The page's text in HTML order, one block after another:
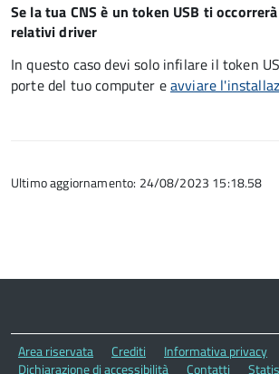
Se la tua CNS è un token USB ti
relativi driver
In questo caso devi solo infilare il token
porte del tuo computer eavviare
Ultimo aggiornamento: 24/08/2023 15:18.58
Area riservata Crediti Informativa privacy
Dichiarazione di accessibilità
Contatti